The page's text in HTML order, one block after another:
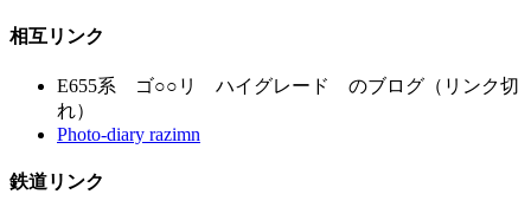
相互リンク
E655系 ゴ○○リ ハイグレード のブログ（リンク切
れ）
Photo-diary razimn
鉄道リンク